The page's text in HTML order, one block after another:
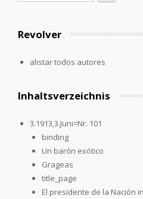
Revolver
alistar todos autores
Inhaltsverzeichnis
3.1913,3.Juni=Nr. 101
binding
Un barón exótico
Grageas
title_page
El presidente de la Nación